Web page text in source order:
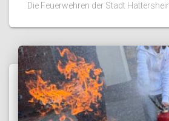
Die Feuerwehren der Stadt